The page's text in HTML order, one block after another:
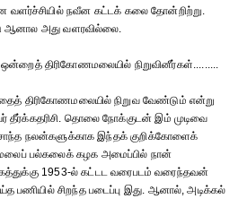
நவீன கட்டக் கலை தோன்றிற்று.
ஆனால அது வளரவில்லை.
திரிகோணமலையில் நிறுவினீர்கள்.........
திரிகோணமலையில் நிறுவ வேண்டும் என்று
தீர்க்கதரிசி. தொலை நோக்குடன் இம் முடிவை
நலன்களுக்காக இந்தக் குறிக்கோளைக்
பல்கலைக் கழக அமைப்பில் நான்
1953-ல் கட்டட வரைபடம் வரைந்தவன்
சிறந்த படைப்பு இது. ஆனால், அடிக்கல்